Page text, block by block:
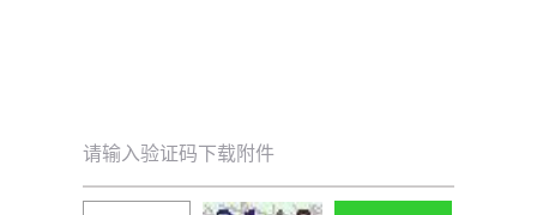
请输入验证码下载附件